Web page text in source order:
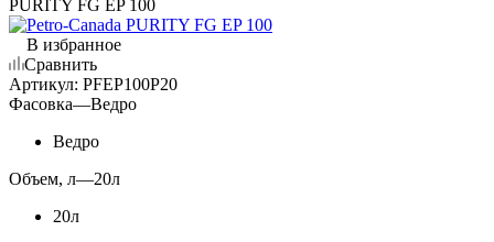
PURITY FG EP 100
В избранное
Сравнить
Артикул: PFEP100P20
Фасовка—Ведро
Ведро
Объем, л—20л
20л